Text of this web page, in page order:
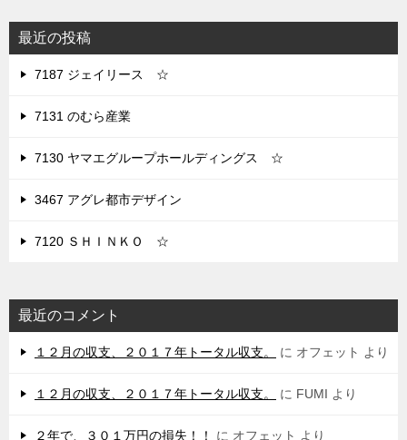
最近の投稿
7187 ジェイリース ☆
7131 のむら産業
7130 ヤマエグループホールディングス ☆
3467 アグレ都市デザイン
7120 ＳＨＩＮＫＯ ☆
最近のコメント
１２月の収支、２０１７年トータル収支。 に オフェット より
１２月の収支、２０１７年トータル収支。 に FUMI より
２年で、３０１万円の損失！！ に オフェット より